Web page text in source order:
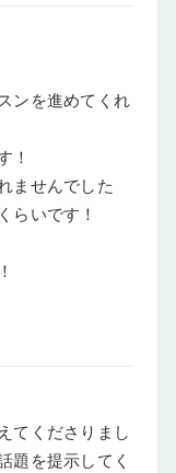
ンを進めてくれ
！
ませんでした
らいです！
てくださりまし
題を提示してく